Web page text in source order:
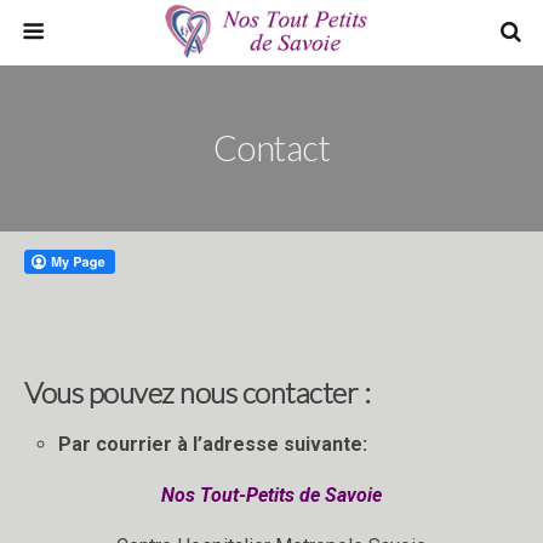
Contact
Vous pouvez nous contacter :
Par courrier à l’adresse suivante:
Nos Tout-Petits de Savoie